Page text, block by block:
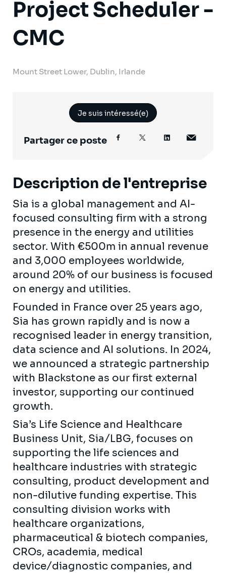
Project Scheduler -
CMC
Mount Street Lower, Dublin, Irlande
Je suis intéressé(e)
Partager ce poste
Description de l'entreprise
Sia is a global management and AI-
focused consulting firm with a strong
presence in the energy and utilities
sector. With €500m in annual revenue
and 3,000 employees worldwide,
around 20% of our business is focused
on energy and utilities.
Founded in France over 25 years ago,
Sia has grown rapidly and is now a
recognised leader in energy transition,
data science and AI solutions. In 2024,
we announced a strategic partnership
with Blackstone as our first external
investor, supporting our continued
growth.
Sia’s Life Science and Healthcare
Business Unit, Sia/LBG, focuses on
supporting the life sciences and
healthcare industries with strategic
consulting, product development and
non-dilutive funding expertise. This
consulting division works with
healthcare organizations,
pharmaceutical & biotech companies,
CROs, academia, medical
device/diagnostic companies, and